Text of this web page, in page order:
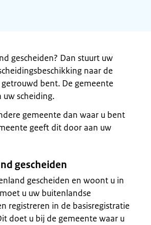
gescheiden? Dan stuurt uw
naar de
bent. De gemeente
uw scheiding.
gemeente dan waar u bent
geeft dit door aan uw
gescheiden
gescheiden en woont u in
u uw buitenlandse
registreren in de basisregistratie
doet u bij de gemeente waar u